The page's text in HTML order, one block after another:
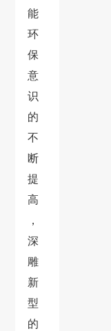
能
环
保
意
识
的
不
断
提
高
，
深
雕
新
型
的